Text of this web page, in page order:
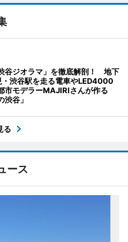
谷ジオラマ」を徹底解剖！ 地下
・渋谷駅を走る電車やLED4000
モデラーMAJIRIさんが作る
渋谷」
る
ース